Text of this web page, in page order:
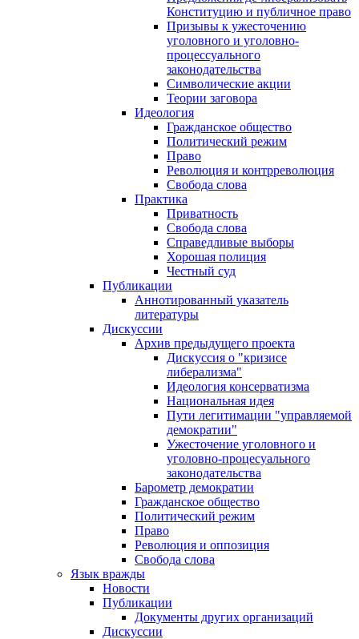
Конституцию и публичное право
Призывы к ужесточению
уголовного и уголовно-
процессуального
законодательства
Символические акции
Теории заговора
Идеология
Гражданское общество
Политический режим
Право
Революция и контрреволюция
Свобода слова
Практика
Приватность
Свобода слова
Справедливые выборы
Хорошая полиция
Честный суд
Публикации
Аннотированный указатель
литературы
Дискуссии
Архив предыдущего проекта
Дискуссия о "кризисе
либерализма"
Идеология консерватизма
Национальная идея
Пути легитимации "управляемой
демократии"
Ужесточение уголовного и
уголовно-процесуального
законодательства
Барометр демократии
Гражданское общество
Политический режим
Право
Революция и оппозиция
Свобода слова
Язык вражды
Новости
Публикации
Документы других организаций
Дискуссии